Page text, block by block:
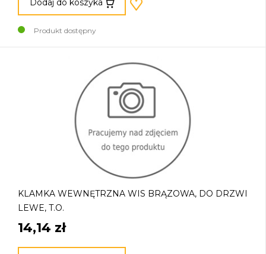
Dodaj do koszyka
Produkt dostępny
KLAMKA WEWNĘTRZNA WIS BRĄZOWA, DO DRZWI
LEWE, T.O.
14,14 zł